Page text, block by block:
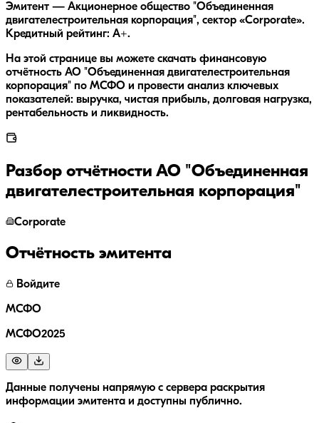
Эмитент — Акционерное общество "Объединенная
двигателестроительная корпорация", сектор «Corporate».
Кредитный рейтинг: A+.
На этой странице вы можете скачать финансовую
отчётность АО "Объединенная двигателестроительная
корпорация" по МСФО и провести анализ ключевых
показателей: выручка, чистая прибыль, долговая нагрузка,
рентабельность и ликвидность.
Разбор отчётности АО "Объединенная
двигателестроительная корпорация"
Corporate
Отчётность эмитента
Войдите
МСФО
МСФО2025
Данные получены напрямую с сервера раскрытия
информации эмитента и доступны публично.